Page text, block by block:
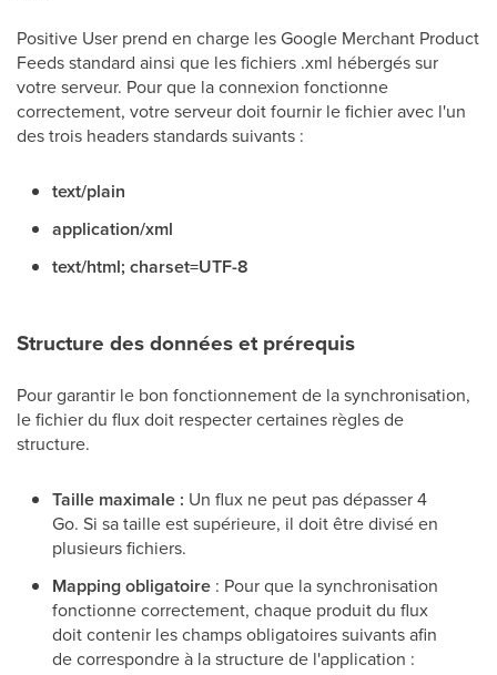
Positive User prend en charge les Google Merchant Product
Feeds standard ainsi que les fichiers .xml hébergés sur
votre serveur. Pour que la connexion fonctionne
correctement, votre serveur doit fournir le fichier avec l'un
des trois headers standards suivants :
text/plain
application/xml
text/html; charset=UTF-8
Structure des données et prérequis
Pour garantir le bon fonctionnement de la synchronisation,
le fichier du flux doit respecter certaines règles de
structure.
Taille maximale : Un flux ne peut pas dépasser 4
Go. Si sa taille est supérieure, il doit être divisé en
plusieurs fichiers.
Mapping obligatoire : Pour que la synchronisation
fonctionne correctement, chaque produit du flux
doit contenir les champs obligatoires suivants afin
de correspondre à la structure de l'application :